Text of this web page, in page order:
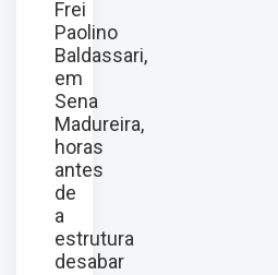
Frei
Paolino
Baldassari,
em
Sena
Madureira,
horas
antes
de
a
estrutura
desabar